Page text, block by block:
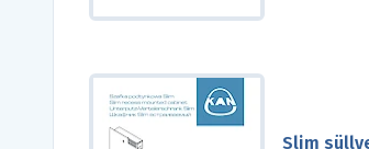
Slim